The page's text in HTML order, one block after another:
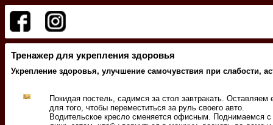
Тренажер для укрепления здоровья
Укрепление здоровья, улучшение самочувствия при слабости,
Покидая постель, садимся за стол завтракать. Оставляем
для того, чтобы переместиться за руль своего авто.
Водительское кресло сменяется офисным. Поднимаемся с